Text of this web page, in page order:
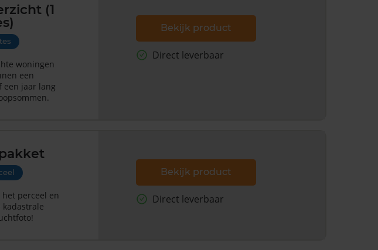
(1
woningen
een
een jaar lang
Bekijk product
Direct leverbaar
perceel en
Bekijk product
Direct leverbaar